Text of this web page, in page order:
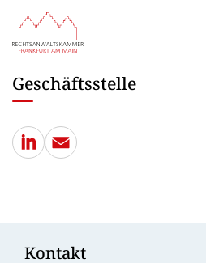
ZUM HAUPTINHALT
ZUR SUCHE SPRINGEN
Geschäftsstelle
Kontakt